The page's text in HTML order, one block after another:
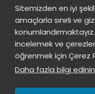
Sitemizden en iyi
amaçlarla sınırlı ve
konumlandırmaktayız.
incelemek ve
öğrenmek için Çerez
Daha fazla bilgi edinin
İstinye Üniversitesi Vadi
(Vadistanbul 4A
İstinye Üniversitesi
Sk., No.3